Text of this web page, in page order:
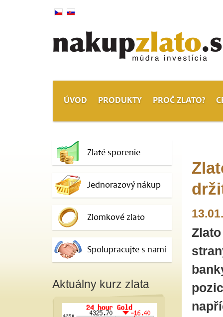
ÚVOD PRODUKTY PROČ ZLATO?
Zlaté sporenie
Jednorazový nákup
Zlomkové zlato
Spolupracujte s nami
Aktuálny kurz zlata